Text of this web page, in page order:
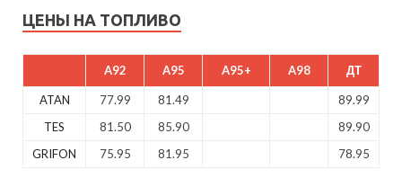
ЦЕНЫ НА ТОПЛИВО
A92 A95 A95+ A98 ДТ
ATAN 77.99 81.49
89.99
TES
81.50 85.90
89.90
GRIFON
75.95 81.95 78.95